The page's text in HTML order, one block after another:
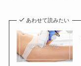
あわせて読みたい